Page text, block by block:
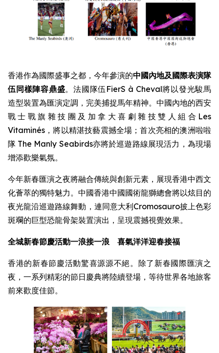
香港作為國際盛事之都，今年參演的中國內地及國際表演隊
伍同樣陣容鼎盛。法國隊伍FierS à Cheval將以發光駿馬
造型裝置為匯演定調，完美捕捉馬年精神。中國內地的西安
戰士戰旗雜技團及加拿大喜劇雜技雙人組合Les
Vitaminés，將以精湛技藝震撼全場；首次亮相的澳洲啦啦
隊 The Manly Seabirds亦將於巡遊路線展現活力，為現場
增添歡樂氣氛。
今年新春匯演之夜將融合傳統與創新元素，展現香港中西文
化薈萃的獨特魅力。中國香港中國國術龍獅總會將以炫目的
夜光龍沿巡遊路線舞動，連同意大利Cromosauro披上色彩
斑斕的巨型恐龍骨架裝置演出，呈現震撼視覺效果。
全城新春節慶活動一浪接一浪 喜氣洋洋迎春接福
香港的新春節慶活動驚喜源源不絕。除了新春國際匯演之
夜，一系列精彩的節日慶典將陸續登場，等待世界各地旅客
前來歡度佳節。